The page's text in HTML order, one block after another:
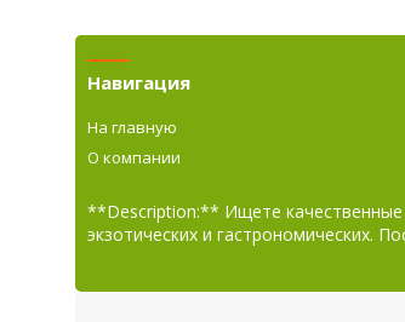
Навигация
На главную
О компании
**Description:** Ищете качественные
экзотических и гастрономических.